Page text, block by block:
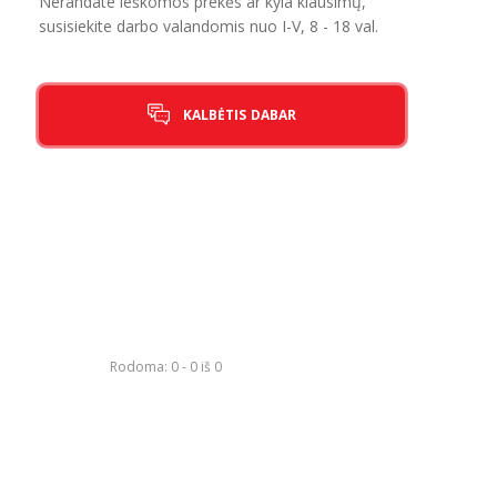
susisiekite darbo valandomis nuo I-V, 8 - 18 val.
KALBĖTIS DABAR
Rodoma: 0 - 0 iš 0